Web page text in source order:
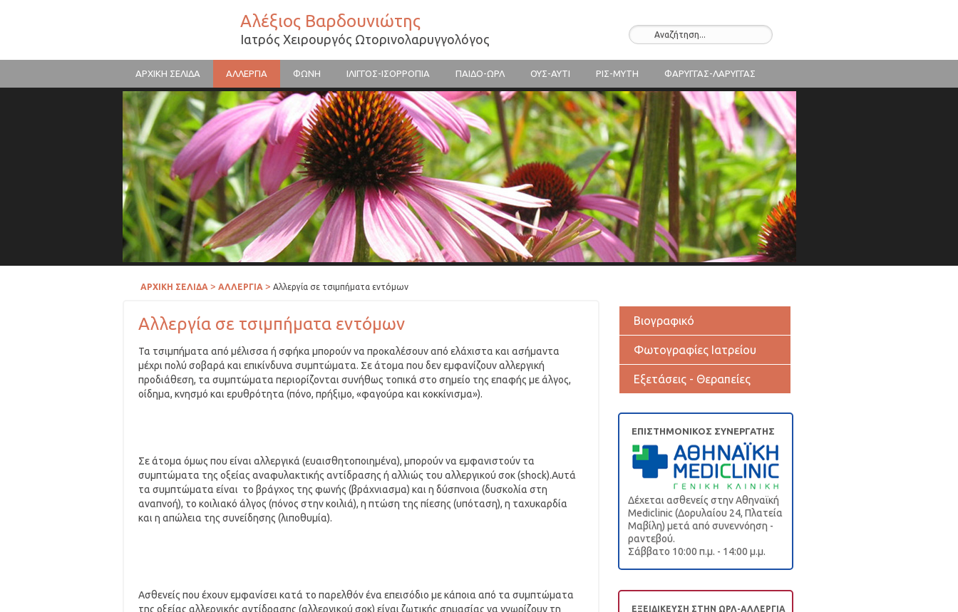
Αλέξιος Βαρδουνιώτης
Ιατρός Χειρουργός Ωτορινολαρυγγολόγος
ΑΡΧΙΚΗ ΣΕΛΙΔΑ ΑΛΛΕΡΓΙΑ ΦΩΝΗ ΙΛΙΓΓΟΣ-ΙΣΟΡΡΟΠΙΑ ΠΑΙΔΟ-ΩΡΛ ΟΥΣ-ΑΥΤΙ ΡΙΣ-ΜΥΤΗ ΦΑΡΥΓΓΑΣ-ΛΑΡΥΓΓΑΣ
ΑΡΧΙΚΗ ΣΕΛΙΔΑ > ΑΛΛΕΡΓΙΑ > Αλλεργία σε τσιμπήματα εντόμων
Αλλεργία σε τσιμπήματα εντόμων
Τα τσιμπήματα από μέλισσα ή σφήκα μπορούν να προκαλέσουν από ελάχιστα και ασήμαντα
μέχρι πολύ σοβαρά και επικίνδυνα συμπτώματα. Σε άτομα που δεν εμφανίζουν αλλεργική
προδιάθεση, τα συμπτώματα περιορίζονται συνήθως τοπικά στο σημείο της επαφής με άλγος,
οίδημα, κνησμό και ερυθρότητα (πόνο, πρήξιμο, «φαγούρα και κοκκίνισμα»).
Σε άτομα όμως που είναι αλλεργικά (ευαισθητοποιημένα), μπορούν να εμφανιστούν τα
συμπτώματα της οξείας αναφυλακτικής αντίδρασης ή αλλιώς του αλλεργικού σοκ (shock).Αυτά
τα συμπτώματα είναι το βράγχος της φωνής (βράχνιασμα) και η δύσπνοια (δυσκολία στη
αναπνοή), το κοιλιακό άλγος (πόνος στην κοιλιά), η πτώση της πίεσης (υπόταση), η ταχυκαρδία
και η απώλεια της συνείδησης (λιποθυμία).
Ασθενείς που έχουν εμφανίσει κατά το παρελθόν ένα επεισόδιο με κάποια από τα συμπτώματα
της οξείας αλλεργικής αντίδρασης (αλλεργικού σοκ) είναι ζωτικής σημασίας να γνωρίζουν τη
Βιογραφικό
Φωτογραφίες Ιατρείου
Εξετάσεις - Θεραπείες
ΕΠΙΣΤΗΜΟΝΙΚΟΣ ΣΥΝΕΡΓΑΤΗΣ
Δέχεται ασθενείς στην Αθηναϊκή
Mediclinic (Δορυλαίου 24, Πλατεία
Μαβίλη) μετά από συνεννόηση -
ραντεβού.
Σάββατο 10:00 π.μ. - 14:00 μ.μ.
ΕΞΕΙΔΙΚΕΥΣΗ ΣΤΗΝ ΩΡΛ-ΑΛΛΕΡΓΙΑ